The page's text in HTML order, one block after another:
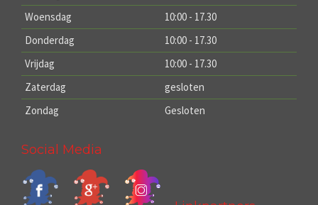
Woensdag
10:00 - 17.30
Donderdag
10:00 - 17.30
Vrijdag
10:00 - 17.30
Zaterdag
gesloten
Zondag
Gesloten
Social Media